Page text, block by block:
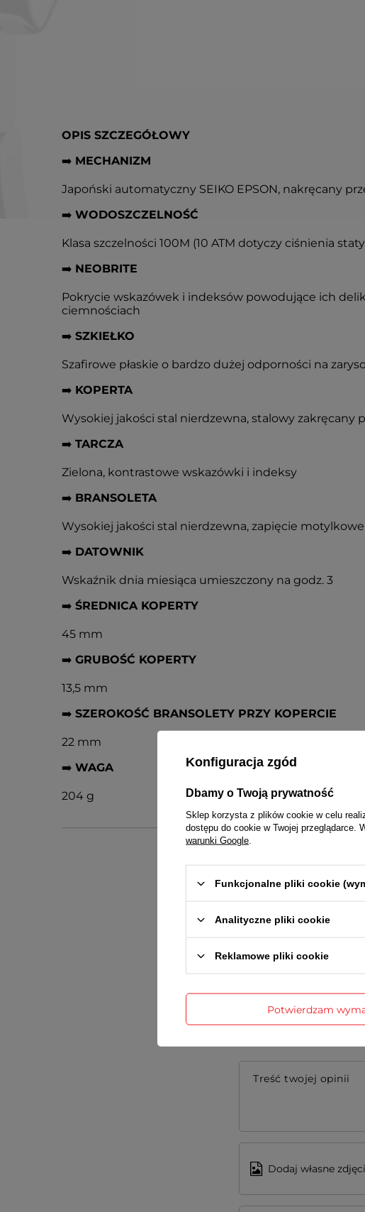
OPIS SZCZEGÓŁOWY
➡️ MECHANIZM
Japoński automatyczny SEIKO EPSON, nakręcany
➡️ WODOSZCZELNOŚĆ
Klasa szczelności 100M (10 ATM dotyczy ciśnienia
➡️ NEOBRITE
Pokrycie wskazówek i indeksów powodujące ich
ciemnościach
➡️ SZKIEŁKO
Szafirowe płaskie o bardzo dużej odporności na
➡️ KOPERTA
Wysokiej jakości stal nierdzewna, stalowy zakręcany
➡️ TARCZA
Zielona, kontrastowe wskazówki i indeksy
➡️ BRANSOLETA
Wysokiej jakości stal nierdzewna, zapięcie motylkowe
➡️ DATOWNIK
Wskaźnik dnia miesiąca umieszczony na godz. 3
➡️ ŚREDNICA KOPERTY
45 mm
➡️ GRUBOŚĆ KOPERTY
13,5 mm
➡️ SZEROKOŚĆ BRANSOLETY PRZY KOPERCIE
22 mm
➡️ WAGA
204 g
Treść twojej opinii
Dodaj własne
Konfiguracja zgód
Dbamy o Twoją prywatność
Sklep korzysta z plików cookie w celu
dostępu do cookie w Twojej przeglądarce.
warunki Google
Funkcjonalne pliki cookie
Analityczne pliki cookie
Reklamowe pliki cookie
Potwierdzam